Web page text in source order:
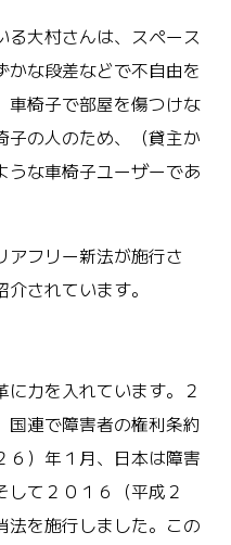
る大村さんは、スペース
かな段差などで不自由を
車椅子で部屋を傷つけな
子の人のため、（貸主か
うな車椅子ユーザーであ
アフリー新法が施行さ
されています。
力を入れています。２
国連で障害者の権利条約
６）年１月、日本は障害
て２０１６（平成２
法を施行しました。この